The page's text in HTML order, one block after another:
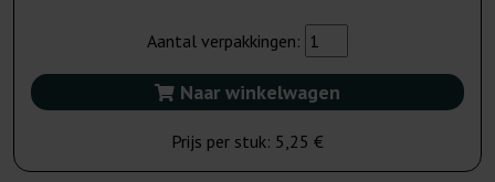
Aantal verpakkingen:
Naar winkelwagen
Prijs per stuk: 5,25 €